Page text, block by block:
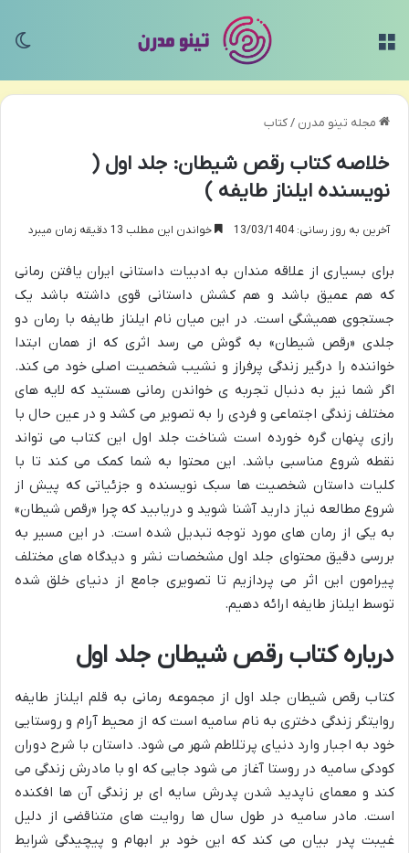
مجله تینو مدرن /کتاب
خلاصه کتاب رقص شیطان: جلد اول (
نویسنده ایلناز طایفه )
آخرین به روز رسانی: 13/03/1404 خواندن این مطلب 13 دقیقه زمان میبرد
برای بسیاری از علاقه مندان به ادبیات داستانی ایران یافتن رمانی
که هم عمیق باشد و هم کشش داستانی قوی داشته باشد یک
جستجوی همیشگی است. در این میان نام ایلناز طایفه با رمان دو
جلدی «رقص شیطان» به گوش می رسد اثری که از همان ابتدا
خواننده را درگیر زندگی پرفراز و نشیب شخصیت اصلی خود می کند.
اگر شما نیز به دنبال تجربه ی خواندن رمانی هستید که لایه های
مختلف زندگی اجتماعی و فردی را به تصویر می کشد و در عین حال با
رازی پنهان گره خورده است شناخت جلد اول این کتاب می تواند
نقطه شروع مناسبی باشد. این محتوا به شما کمک می کند تا با
کلیات داستان شخصیت ها سبک نویسنده و جزئیاتی که پیش از
شروع مطالعه نیاز دارید آشنا شوید و دریابید که چرا «رقص شیطان»
به یکی از رمان های مورد توجه تبدیل شده است. در این مسیر به
بررسی دقیق محتوای جلد اول مشخصات نشر و دیدگاه های مختلف
پیرامون این اثر می پردازیم تا تصویری جامع از دنیای خلق شده
توسط ایلناز طایفه ارائه دهیم.
درباره کتاب رقص شیطان جلد اول
کتاب رقص شیطان جلد اول از مجموعه رمانی به قلم ایلناز طایفه
روایتگر زندگی دختری به نام سامیه است که از محیط آرام و روستایی
خود به اجبار وارد دنیای پرتلاطم شهر می شود. داستان با شرح دوران
کودکی سامیه در روستا آغاز می شود جایی که او با مادرش زندگی می
کند و معمای ناپدید شدن پدرش سایه ای بر زندگی آن ها افکنده
است. مادر سامیه در طول سال ها روایت های متناقضی از دلیل
غیبت پدر بیان می کند که این خود بر ابهام و پیچیدگی شرایط